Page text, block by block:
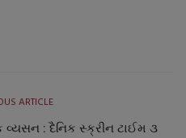
ARTICLE
વ્યસન : દૈનિક સ્ક્રીન ટાઈમ ૩